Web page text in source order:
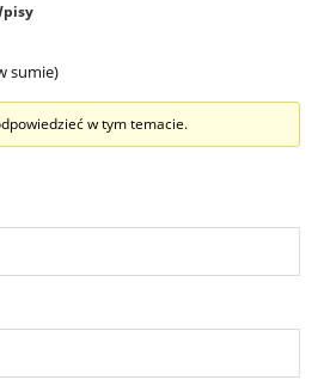
sumie)
w tym temacie.